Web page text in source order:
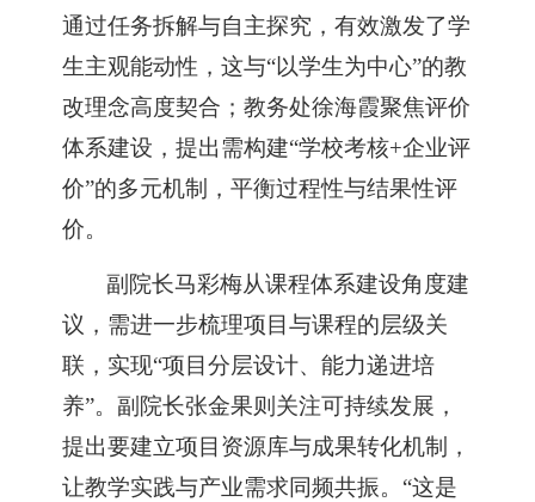
通过任务拆解与自主探究，有效激发了学
生主观能动性，这与“以学生为中心”的教
改理念高度契合；教务处徐海霞聚焦评价
体系建设，提出需构建“学校考核+企业评
价”的多元机制，平衡过程性与结果性评
价。
副院长马彩梅从课程体系建设角度建
议，需进一步梳理项目与课程的层级关
联，实现“项目分层设计、能力递进培
养”。副院长张金果则关注可持续发展，
提出要建立项目资源库与成果转化机制，
让教学实践与产业需求同频共振。“这是